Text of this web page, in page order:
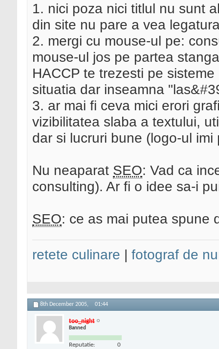
1. nici poza nici titlul nu sunt
din site nu pare a vea
2. mergi cu mouse-ul pe:
mouse-ul jos pe partea
HACCP te trezesti pe
situatia dar inseamna
3. ar mai fi ceva mici erori
vizibilitatea slaba a textului,
dar si lucruri bune (logo-ul
Nu neaparat SEO: Vad ca
consulting). Ar fi o idee sa-i
SEO: ce as mai putea spune
retete culinare | fotograf de
8th December 2005, 01:44
too_night
Banned
Reputatie: 0